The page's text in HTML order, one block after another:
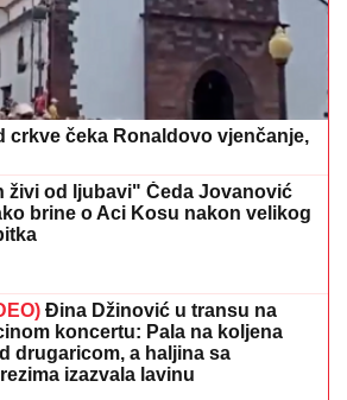
crkve čeka Ronaldovo vjenčanje,
živi od ljubavi" Čeda Jovanović
brine o Aci Kosu nakon velikog
Đina Džinović u transu na
koncertu: Pala na koljena
drugaricom, a haljina sa
izazvala lavinu